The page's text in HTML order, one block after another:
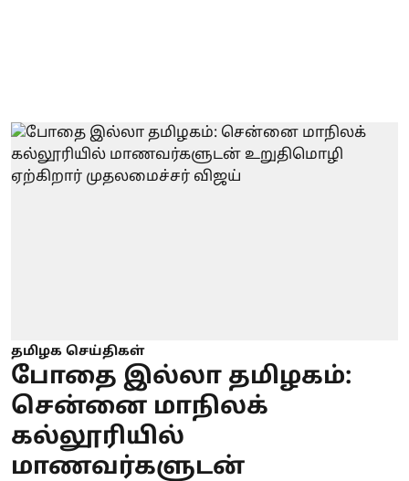
தமிழக செய்திகள்
போதை இல்லா தமிழகம்:
சென்னை மாநிலக்
கல்லூரியில்
மாணவர்களுடன்